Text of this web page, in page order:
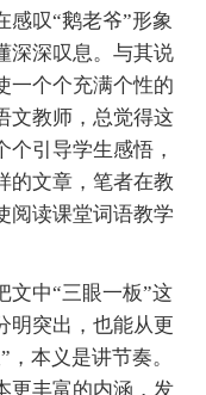
感叹“鹅老爷”形象
深深叹息。与其说
一个个充满个性的
文教师，总觉得这
引导学生感悟，
的文章，笔者在教
阅读课堂词语教学
文中“三眼一板”这
明突出，也能从更
本义是讲节奏。
更丰富的内涵，发